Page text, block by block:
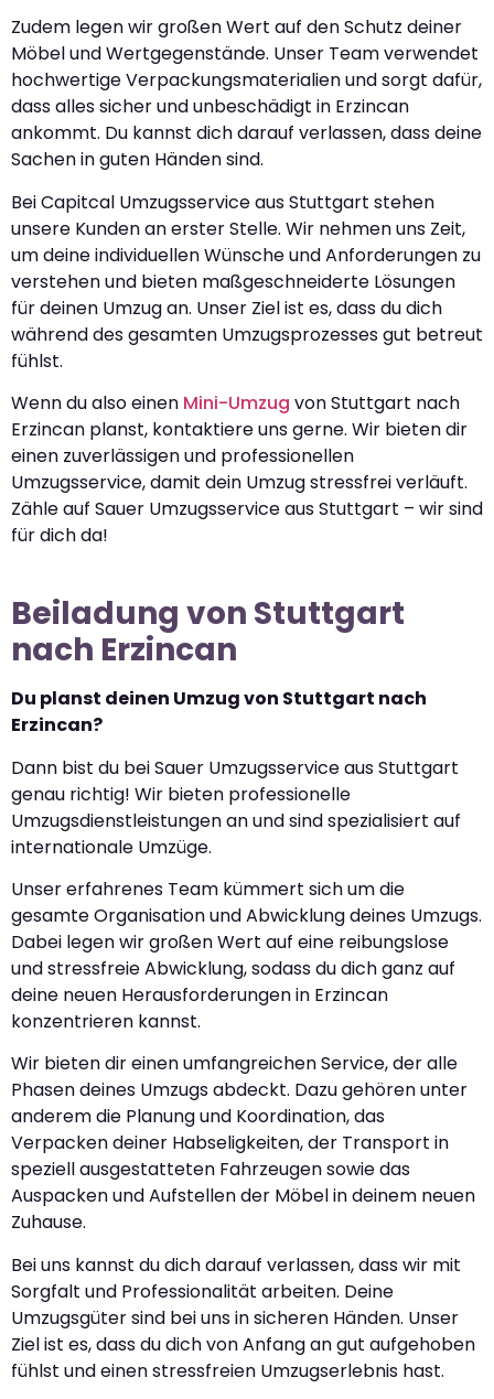
Zudem legen wir großen Wert auf den Schutz deiner
Möbel und Wertgegenstände. Unser Team verwendet
hochwertige Verpackungsmaterialien und sorgt dafür,
dass alles sicher und unbeschädigt in Erzincan
ankommt. Du kannst dich darauf verlassen, dass deine
Sachen in guten Händen sind.
Bei Capitcal Umzugsservice aus Stuttgart stehen
unsere Kunden an erster Stelle. Wir nehmen uns Zeit,
um deine individuellen Wünsche und Anforderungen zu
verstehen und bieten maßgeschneiderte Lösungen
für deinen Umzug an. Unser Ziel ist es, dass du dich
während des gesamten Umzugsprozesses gut betreut
fühlst.
Wenn du also einen Mini-Umzug von Stuttgart nach
Erzincan planst, kontaktiere uns gerne. Wir bieten dir
einen zuverlässigen und professionellen
Umzugsservice, damit dein Umzug stressfrei verläuft.
Zähle auf Sauer Umzugsservice aus Stuttgart – wir sind
für dich da!
Beiladung von Stuttgart
nach Erzincan
Du planst deinen Umzug von Stuttgart nach
Erzincan?
Dann bist du bei Sauer Umzugsservice aus Stuttgart
genau richtig! Wir bieten professionelle
Umzugsdienstleistungen an und sind spezialisiert auf
internationale Umzüge.
Unser erfahrenes Team kümmert sich um die
gesamte Organisation und Abwicklung deines Umzugs.
Dabei legen wir großen Wert auf eine reibungslose
und stressfreie Abwicklung, sodass du dich ganz auf
deine neuen Herausforderungen in Erzincan
konzentrieren kannst.
Wir bieten dir einen umfangreichen Service, der alle
Phasen deines Umzugs abdeckt. Dazu gehören unter
anderem die Planung und Koordination, das
Verpacken deiner Habseligkeiten, der Transport in
speziell ausgestatteten Fahrzeugen sowie das
Auspacken und Aufstellen der Möbel in deinem neuen
Zuhause.
Bei uns kannst du dich darauf verlassen, dass wir mit
Sorgfalt und Professionalität arbeiten. Deine
Umzugsgüter sind bei uns in sicheren Händen. Unser
Ziel ist es, dass du dich von Anfang an gut aufgehoben
fühlst und einen stressfreien Umzugserlebnis hast.